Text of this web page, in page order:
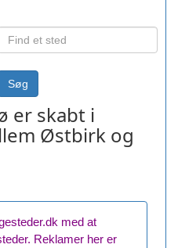
er skabt i
Østbirk og
med at
Reklamer her er